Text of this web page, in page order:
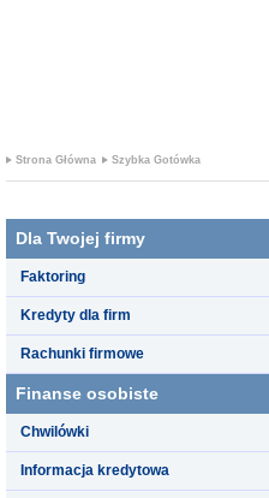
Strona Główna Szybka Gotówka
Dla Twojej firmy
Faktoring
Kredyty dla firm
Rachunki firmowe
Finanse osobiste
Chwilówki
Informacja kredytowa